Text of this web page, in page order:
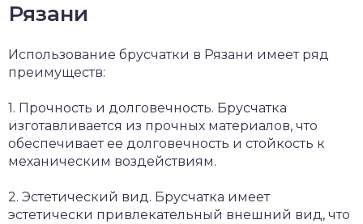
Рязани
Использование брусчатки в Рязани имеет ряд
преимуществ:
1. Прочность и долговечность. Брусчатка
изготавливается из прочных материалов, что
обеспечивает ее долговечность и стойкость к
механическим воздействиям.
2. Эстетический вид. Брусчатка имеет
эстетически привлекательный внешний вид, что